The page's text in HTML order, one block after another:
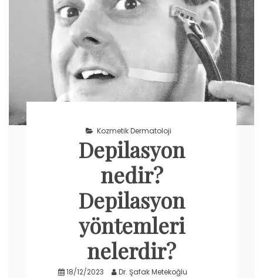
Kozmetik Dermatoloji
Depilasyon
nedir?
Depilasyon
yöntemleri
nelerdir?
18/12/2023 Dr. Şafak Metekoğlu